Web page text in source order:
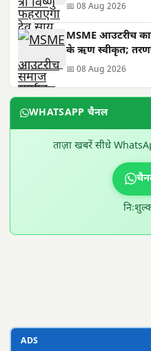
📅 08 Aug 2026
MSME आउटरीच
के ऋण स्वीकृत;
📅 08 Aug 2026
WHATSAPP चैनल
ताज़ा खबरें सीधे
ADS